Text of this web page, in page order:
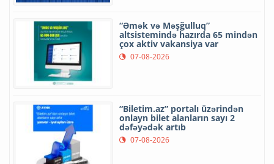
“Əmək və Məşğulluq”
altsistemində hazırda 65 mindən
çox aktiv vakansiya var
07-08-2026
“Biletim.az” portalı üzərindən
onlayn bilet alanların sayı 2
dəfəyədək artıb
07-08-2026